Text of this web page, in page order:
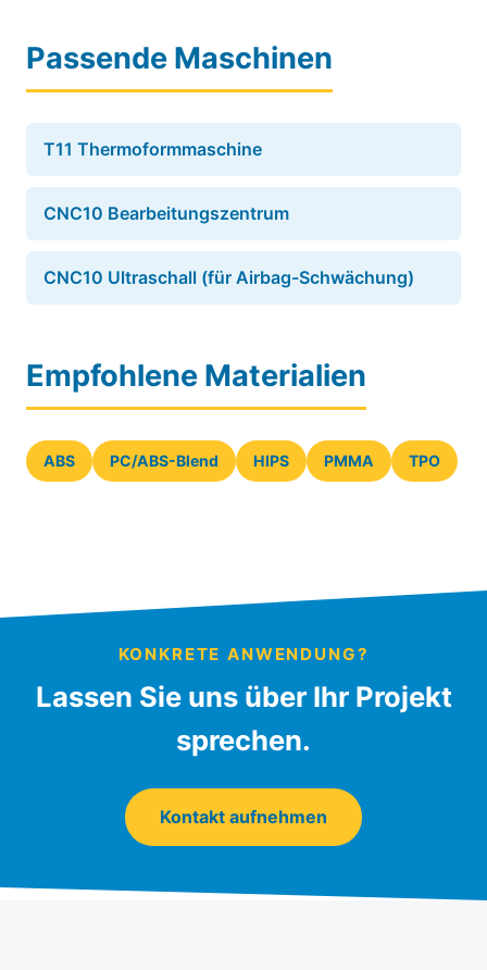
Passende Maschinen
T11 Thermoformmaschine
CNC10 Bearbeitungszentrum
CNC10 Ultraschall (für Airbag-Schwächung)
Empfohlene Materialien
ABS PC/ABS-Blend HIPS PMMA TPO
KONKRETE ANWENDUNG?
Lassen Sie uns über Ihr Projekt
sprechen.
Kontakt aufnehmen